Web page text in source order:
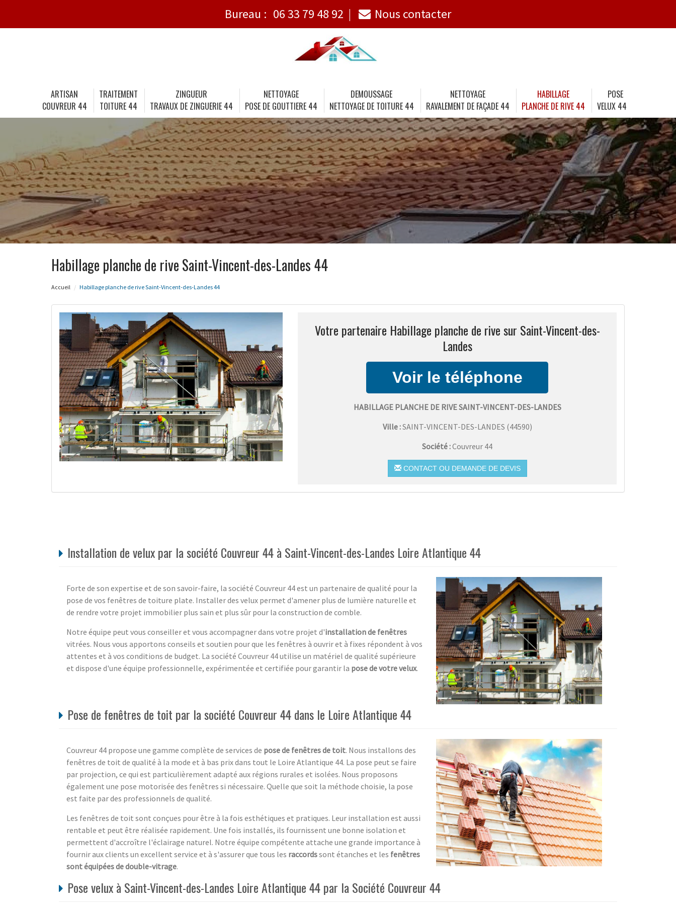
Bureau : 06 33 79 48 92 Nous contacter
ARTISAN
COUVREUR 44
TRAITEMENT
TOITURE 44
ZINGUEUR
TRAVAUX DE ZINGUERIE 44
NETTOYAGE
POSE DE GOUTTIERE 44
DEMOUSSAGE
NETTOYAGE DE TOITURE 44
NETTOYAGE
RAVALEMENT DE FAÇADE 44
HABILLAGE
PLANCHE DE RIVE 44
POSE
VELUX 44
Habillage planche de rive Saint-Vincent-des-Landes 44
Accueil Habillage planche de rive Saint-Vincent-des-Landes 44
Votre partenaire Habillage planche de rive sur Saint-Vincent-des-
Landes
HABILLAGE PLANCHE DE RIVE SAINT-VINCENT-DES-LANDES
Ville :SAINT-VINCENT-DES-LANDES (44590)
Société :Couvreur 44
CONTACT OU DEMANDE DE DEVIS
Installation de velux par la société Couvreur 44 à Saint-Vincent-des-Landes Loire Atlantique 44
Forte de son expertise et de son savoir-faire, la société Couvreur 44 est un partenaire de qualité pour la
pose de vos fenêtres de toiture plate. Installer des velux permet d'amener plus de lumière naturelle et
de rendre votre projet immobilier plus sain et plus sûr pour la construction de comble.
Notre équipe peut vous conseiller et vous accompagner dans votre projet d'installation de fenêtres
vitrées. Nous vous apportons conseils et soutien pour que les fenêtres à ouvrir et à fixes répondent à vos
attentes et à vos conditions de budget. La société Couvreur 44 utilise un matériel de qualité supérieure
et dispose d'une équipe professionnelle, expérimentée et certifiée pour garantir la pose de votre velux.
Pose de fenêtres de toit par la société Couvreur 44 dans le Loire Atlantique 44
Couvreur 44 propose une gamme complète de services de pose de fenêtres de toit. Nous installons des
fenêtres de toit de qualité à la mode et à bas prix dans tout le Loire Atlantique 44. La pose peut se faire
par projection, ce qui est particulièrement adapté aux régions rurales et isolées. Nous proposons
également une pose motorisée des fenêtres si nécessaire. Quelle que soit la méthode choisie, la pose
est faite par des professionnels de qualité.
Les fenêtres de toit sont conçues pour être à la fois esthétiques et pratiques. Leur installation est aussi
rentable et peut être réalisée rapidement. Une fois installés, ils fournissent une bonne isolation et
permettent d'accroître l'éclairage naturel. Notre équipe compétente attache une grande importance à
fournir aux clients un excellent service et à s'assurer que tous les raccordssont étanches et les fenêtres
sont équipées de double-vitrage.
Pose velux à Saint-Vincent-des-Landes Loire Atlantique 44 par la Société Couvreur 44